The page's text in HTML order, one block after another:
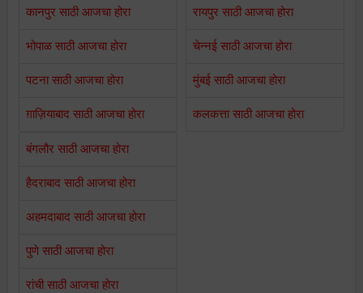
कानपुर साठी आजचा होरा
भोपाळ साठी आजचा होरा
पटना साठी आजचा होरा
ग़ाज़ियाबाद साठी आजचा होरा
रायपुर साठी आजचा होरा
चेन्नई साठी आजचा होरा
मुंबई साठी आजचा होरा
कलकत्ता साठी आजचा होरा
बंगलौर साठी आजचा होरा
हैदराबाद साठी आजचा होरा
अहमदाबाद साठी आजचा होरा
पुणे साठी आजचा होरा
रांची साठी आजचा होरा